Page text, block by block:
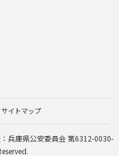
サイトマップ
兵庫県公安委員会 第6312-0030-